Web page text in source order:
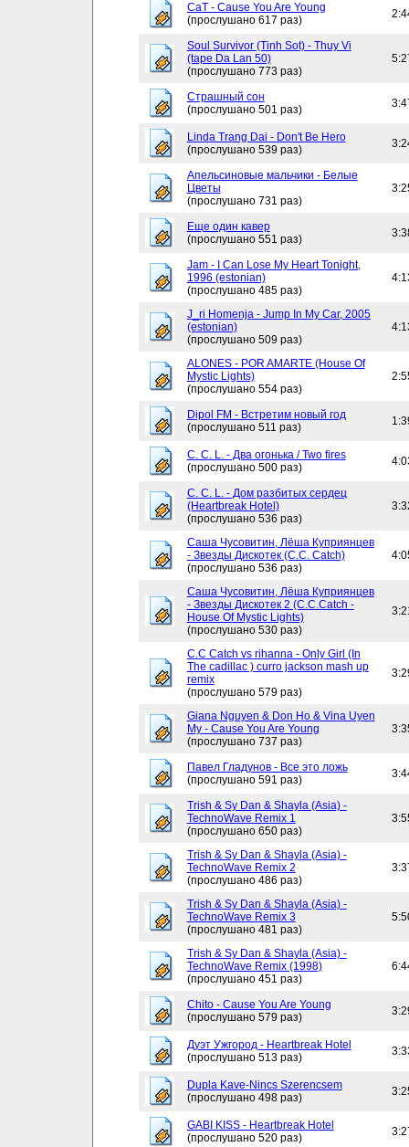
CaT - Cause You Are Young
(прослушано 617 раз)
Soul Survivor (Tinh Sot) - Thuy Vi
(tape Da Lan 50)
(прослушано 773 раз)
Страшный сон
(прослушано 501 раз)
Linda Trang Dai - Don't Be Hero
(прослушано 539 раз)
Апельсиновые мальчики - Белые
Цветы
(прослушано 731 раз)
Еще один кавер
(прослушано 551 раз)
Jam - I Can Lose My Heart Tonight,
1996 (estonian)
(прослушано 485 раз)
J_ri Homenja - Jump In My Car, 2005
(estonian)
(прослушано 509 раз)
ALONES - POR AMARTE (House Of
Mystic Lights)
(прослушано 554 раз)
Dipol FM - Встретим новый год
(прослушано 511 раз)
C. C. L. - Два огонька / Two fires
(прослушано 500 раз)
C. C. L. - Дом разбитых сердец
(Heartbreak Hotel)
(прослушано 536 раз)
Саша Чусовитин, Лёша Куприянцев
- Звезды Дискотек (C.C. Catch)
(прослушано 536 раз)
Саша Чусовитин, Лёша Куприянцев
- Звезды Дискотек 2 (C.C.Catch -
House Of Mystic Lights)
(прослушано 530 раз)
C.C Catch vs rihanna - Only Girl (In
The cadillac ) curro jackson mash up
remix
(прослушано 579 раз)
Giana Nguyen & Don Ho & Vina Uyen
My - Cause You Are Young
(прослушано 737 раз)
Павел Гладунов - Все это ложь
(прослушано 591 раз)
Trish & Sy Dan & Shayla (Asia) -
TechnoWave Remix 1
(прослушано 650 раз)
Trish & Sy Dan & Shayla (Asia) -
TechnoWave Remix 2
(прослушано 486 раз)
Trish & Sy Dan & Shayla (Asia) -
TechnoWave Remix 3
(прослушано 481 раз)
Trish & Sy Dan & Shayla (Asia) -
TechnoWave Remix (1998)
(прослушано 451 раз)
Chito - Cause You Are Young
(прослушано 579 раз)
Дуэт Ужгород - Heartbreak Hotel
(прослушано 513 раз)
Dupla Kave-Nincs Szerencsem
(прослушано 498 раз)
GABI KISS - Heartbreak Hotel
(прослушано 520 раз)